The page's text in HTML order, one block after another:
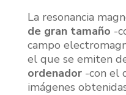
La resonancia
de gran tamaño -
campo
el que se emiten
ordenador-con el
imágenes